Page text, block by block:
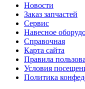
Новости
Заказ запчастей
Сервис
Навесное
Справочная
Карта сайта
Правила
Условия
Политика